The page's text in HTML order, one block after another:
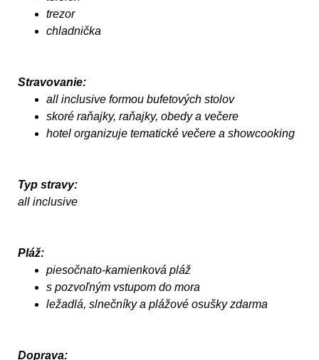
trezor
chladnička
Stravovanie:
all inclusive formou bufetových stolov
skoré raňajky, raňajky, obedy a večere
hotel organizuje tematické večere a showcooking
Typ stravy:
all inclusive
Pláž:
piesočnato-kamienková pláž
s pozvoľným vstupom do mora
ležadlá, slnečníky a plážové osušky zdarma
Doprava: